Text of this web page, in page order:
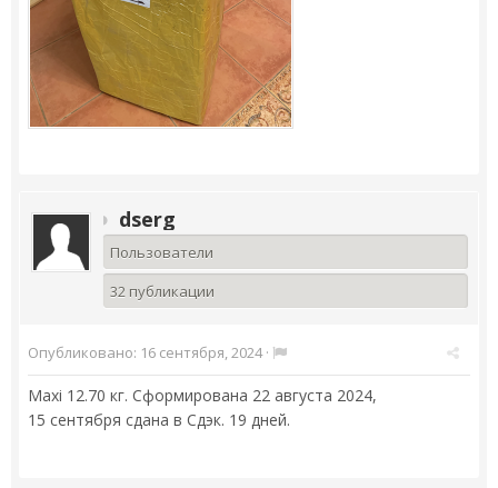
dserg
Пользователи
32 публикации
Опубликовано: 16 сентября, 2024·
Maxi 12.70 кг. Сформирована 22 августа 2024,
15 сентября сдана в Сдэк. 19 дней.